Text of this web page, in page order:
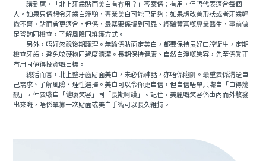
講到尾，「北上牙齒貼面美白有冇用？」答案係：有用，但唔代表適合每個
人。如果只係想令牙齒白淨啲，專業美白可能已足夠；如果想改善形狀或者牙齒輕
微不齊，貼面會更適合。但係，最緊要係搵到可靠、經驗豐富嘅專業醫生，事前做
足咨詢同檢查，了解風險同維護方式。
另外，唔好忽視後期護理。無論係貼面定美白，都要保持良好口腔衛生，定期
檢查牙齒，避免咬硬物同過度清潔。長期保持健康、自然白淨嘅笑容，先至係真正
有用同值得投資嘅目標。
總括而言，北上整牙齒貼面美白，未必係神話，亦唔係陷阱。最重要係清楚自
己需求、了解風險、理性選擇。美白可以令你更自信，但自信唔單只嚟自「白得幾
靓」，仲要嚟自「健康笑容」同「長期呵護」。記住，美麗嘅笑容係由內而外散發
出來嘅，唔係單靠一次貼面或美白手術可以長久維持。